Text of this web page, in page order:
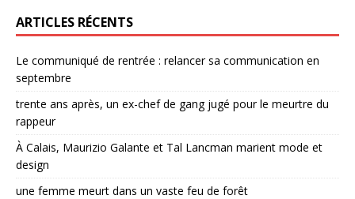
ARTICLES RÉCENTS
Le communiqué de rentrée : relancer sa communication en
septembre
trente ans après, un ex-chef de gang jugé pour le meurtre du
rappeur
À Calais, Maurizio Galante et Tal Lancman marient mode et
design
une femme meurt dans un vaste feu de forêt